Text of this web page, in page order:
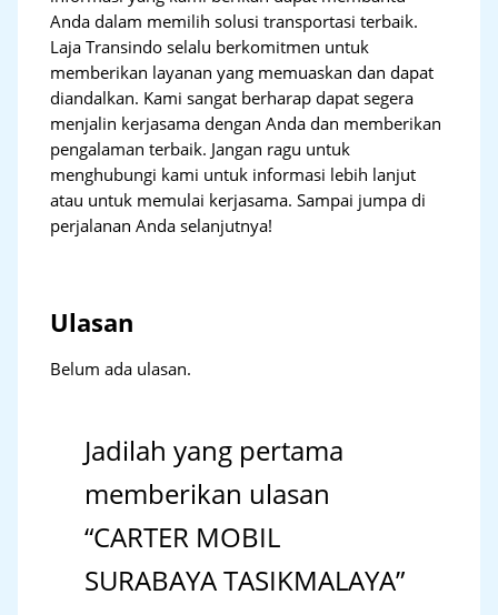
Anda dalam memilih solusi transportasi terbaik.
Laja Transindo selalu berkomitmen untuk
memberikan layanan yang memuaskan dan dapat
diandalkan. Kami sangat berharap dapat segera
menjalin kerjasama dengan Anda dan memberikan
pengalaman terbaik. Jangan ragu untuk
menghubungi kami untuk informasi lebih lanjut
atau untuk memulai kerjasama. Sampai jumpa di
perjalanan Anda selanjutnya!
Ulasan
Belum ada ulasan.
Jadilah yang pertama
memberikan ulasan
“CARTER MOBIL
SURABAYA TASIKMALAYA”